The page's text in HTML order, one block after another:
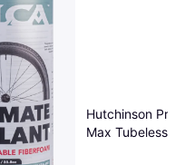
Hutchinson
Max Tubeless